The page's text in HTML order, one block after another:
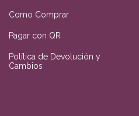
Como Comprar
Pagar con QR
Política de Devolución y
Cambios